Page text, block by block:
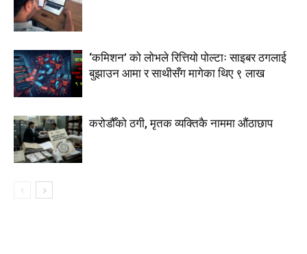
‘कमिशन’ को लोभले रित्तियो पोल्टाः साइबर ठगलाई
बुझाउन आमा र साथीसँग मागेका थिए ९ लाख
करोडौँको ठगी, मृतक व्यक्तिकै नाममा औंठाछाप